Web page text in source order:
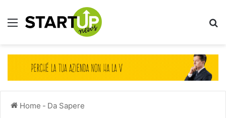
Menu
Home - Da Sapere